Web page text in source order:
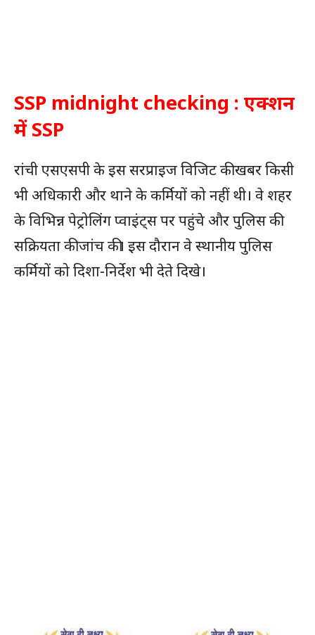
SSP midnight checking : एक्शन
में SSP
रांची एसएसपी के इस सरप्राइज विजिट की खबर किसी
भी अधिकारी और थाने के कर्मियों को नहीं थी। वे शहर
के विभिन्न पेट्रोलिंग प्वाइंट्स पर पहुंचे और पुलिस की
सक्रियता की जांच की। इस दौरान वे स्थानीय पुलिस
कर्मियों को दिशा-निर्देश भी देते दिखे।